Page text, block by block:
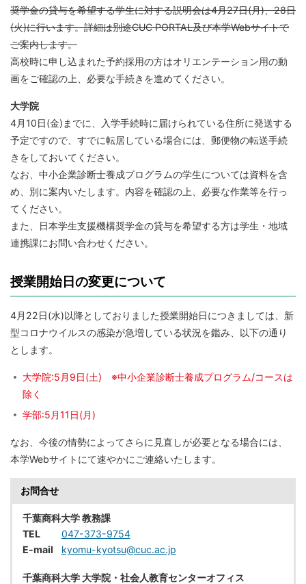
奨学金の貸与を希望する学生に対する説明会は4月27日(月)、28日
(火)に行います。詳細は別途CUC PORTAL及び本学Webサイトで
ご案内します。
高校時に申し込まれた予約採用の方はオリエンテーション用の動
画をご確認の上、必要な手続きを進めてください。
大学院
4月10日(金)までに、入学手続時に届けられている住所に発送する
予定ですので、すでに転居している場合には、郵便物の転送手続
きをしておいてください。
なお、中小企業診断士養成プログラムの学生については資料を含
め、別に案内いたします。内容を確認の上、必要な作業等を行っ
てください。
また、日本学生支援機構奨学金の貸与を希望する方は学生・地域
連携課にお問い合わせください。
授業開始日の変更について
4月22日(水)以降としておりました授業開始日につきましては、新
型コロナウイルスの感染が急増している状況を鑑み、以下の通り
とします。
大学院:5月9日(土) ※中小企業診断士養成プログラム/コースは
除く
学部:5月11日(月)
なお、今後の情勢によってさらに見直しが必要となる場合には、
本学Webサイトにて速やかにご連絡いたします。
お問合せ
千葉商科大学 教務課
TEL
047-373-9754
E-mail
kyomu-kyotsu@cuc.ac.jp
千葉商科大学 大学院・社会人教育センターオフィス